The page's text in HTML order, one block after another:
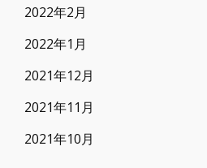
2022年2月
2022年1月
2021年12月
2021年11月
2021年10月